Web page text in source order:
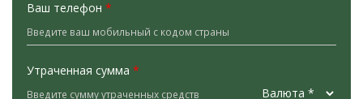
Ваш телефон *
Утраченная сумма *